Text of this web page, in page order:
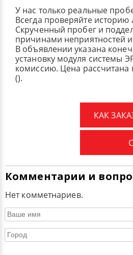
У нас только реальные
Всегда проверяйте
Скрученный пробег и
причинами неприятностей
В объявлении указана
установку модуля системы
комиссию. Цена
().
КАК
Комментарии и
Нет комметнариев.